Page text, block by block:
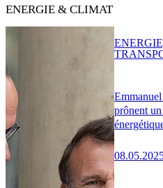
ENERGIE & CLIMAT
prônent